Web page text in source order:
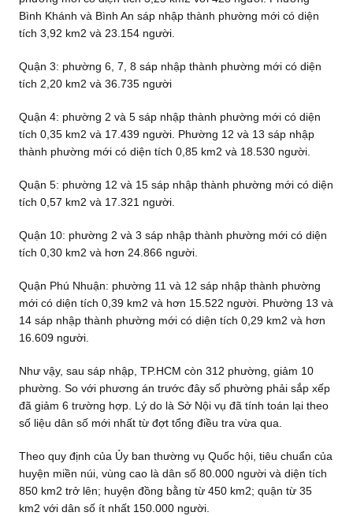
Bình Khánh và Bình An sáp nhập thành phường mới có diện
tích 3,92 km2 và 23.154 người.
Quận 3: phường 6, 7, 8 sáp nhập thành phường mới có diện
tích 2,20 km2 và 36.735 người
Quận 4: phường 2 và 5 sáp nhập thành phường mới có diện
tích 0,35 km2 và 17.439 người. Phường 12 và 13 sáp nhập
thành phường mới có diện tích 0,85 km2 và 18.530 người.
Quận 5: phường 12 và 15 sáp nhập thành phường mới có diện
tích 0,57 km2 và 17.321 người.
Quận 10: phường 2 và 3 sáp nhập thành phường mới có diện
tích 0,30 km2 và hơn 24.866 người.
Quận Phú Nhuận: phường 11 và 12 sáp nhập thành phường
mới có diện tích 0,39 km2 và hơn 15.522 người. Phường 13 và
14 sáp nhập thành phường mới có diện tích 0,29 km2 và hơn
16.609 người.
Như vậy, sau sáp nhập, TP.HCM còn 312 phường, giảm 10
phường. So với phương án trước đây số phường phải sắp xếp
đã giảm 6 trường hợp. Lý do là Sở Nội vụ đã tính toán lại theo
số liệu dân số mới nhất từ đợt tổng điều tra vừa qua.
Theo quy định của Ủy ban thường vụ Quốc hội, tiêu chuẩn của
huyện miền núi, vùng cao là dân số 80.000 người và diện tích
850 km2 trở lên; huyện đồng bằng từ 450 km2; quận từ 35
km2 với dân số ít nhất 150.000 người.